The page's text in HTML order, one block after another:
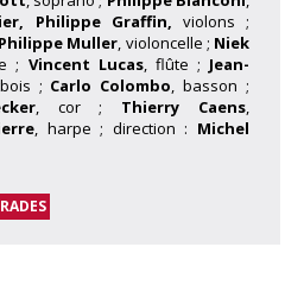
Philippe Graffin, violons ;
Philippe Muller, violoncelle ; Niek
; Vincent Lucas, flûte ; Jean-
; Carlo Colombo, basson ;
, cor ; Thierry Caens,
, harpe ; direction : Michel